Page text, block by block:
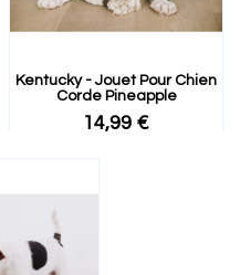
Kentucky - Jouet Pour Chien
Corde Pineapple
14,99 €